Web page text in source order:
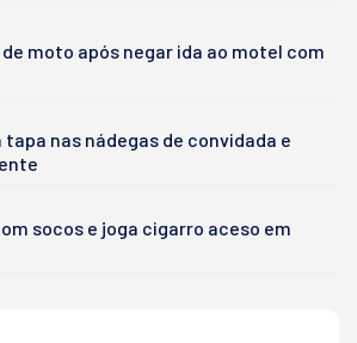
moto após negar ida ao motel com
tapa nas nádegas de convidada e
socos e joga cigarro aceso em